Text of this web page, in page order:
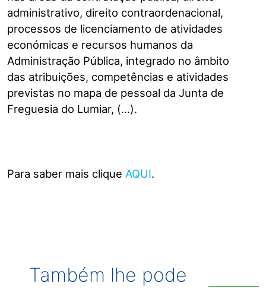
administrativo, direito contraordenacional,
processos de licenciamento de atividades
económicas e recursos humanos da
Administração Pública, integrado no âmbito
das atribuições, competências e atividades
previstas no mapa de pessoal da Junta de
Freguesia do Lumiar, (…).
Para saber mais clique AQUI.
Também lhe pode